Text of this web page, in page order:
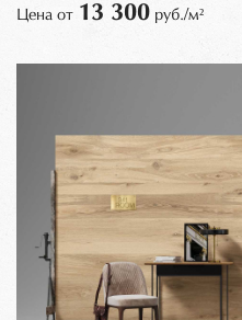
Цена от 13 300 руб./м²